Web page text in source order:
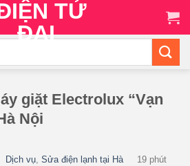
giặt Electrolux “Vạn
Nội
Dịch vụ, Sửa điện lạnh tại Hà
19 phút